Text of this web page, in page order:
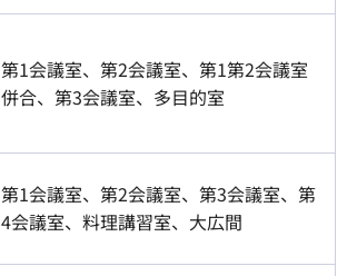
第1会議室、第2会議室、第1第2会議室
併合、第3会議室、多目的室
第1会議室、第2会議室、第3会議室、第
4会議室、料理講習室、大広間